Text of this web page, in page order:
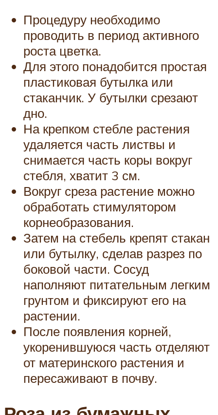
Процедуру необходимо
проводить в период активного
роста цветка.
Для этого понадобится простая
пластиковая бутылка или
стаканчик. У бутылки срезают
дно.
На крепком стебле растения
удаляется часть листвы и
снимается часть коры вокруг
стебля, хватит 3 см.
Вокруг среза растение можно
обработать стимулятором
корнеобразования.
Затем на стебель крепят стакан
или бутылку, сделав разрез по
боковой части. Сосуд
наполняют питательным легким
грунтом и фиксируют его на
растении.
После появления корней,
укоренившуюся часть отделяют
от материнского растения и
пересаживают в почву.